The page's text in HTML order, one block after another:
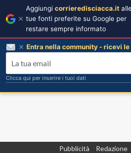
Pubblicità Redazione
Aggiungi corrieredisciacca.it
tue fonti preferite su Google per
restare sempre informato
Entra nella community - ricevi
Clicca qui per inserire i tuoi dati